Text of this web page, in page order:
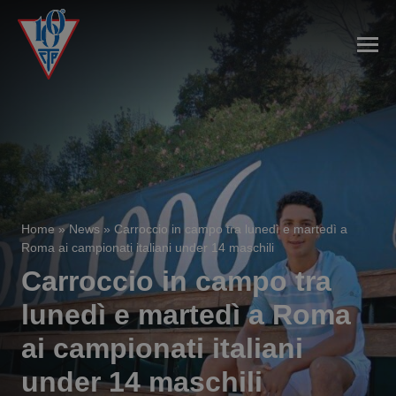
Home»News » Carroccio in campo tra lunedì e martedì a
Roma ai campionati italiani under 14 maschili
Carroccio in campo tra
lunedì e martedì a Roma
ai campionati italiani
under 14 maschili